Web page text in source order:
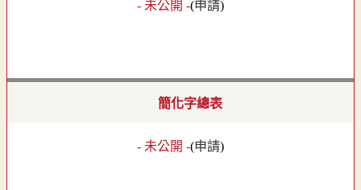
- 未公開 -(申請)
簡化字總表
- 未公開 -(申請)